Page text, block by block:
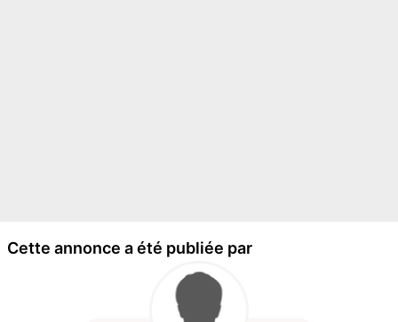
Cette annonce a été publiée par